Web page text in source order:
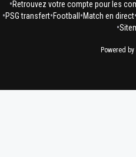
•Retrouvez votre compte pour les
•PSG transfert•Football •Match en direct•
•
Powered